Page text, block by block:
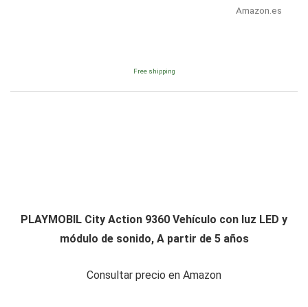
Amazon.es
Free shipping
PLAYMOBIL City Action 9360 Vehículo con luz LED y
módulo de sonido, A partir de 5 años
Consultar precio en Amazon